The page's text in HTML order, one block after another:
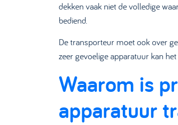
dekken vaak niet de volledige
bediend.
De transporteur moet ook over
zeer gevoelige apparatuur kan
Waarom is
apparatuur